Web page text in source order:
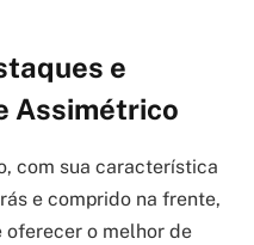
e
Assimétrico
com sua característica
e comprido na frente,
oferecer o melhor de